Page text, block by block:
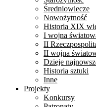
Średniowiecze
Nowożytność
Historia XIX
I wojna
II
II wojna
Dzieje
Historia sztuki
Inne
Projekty
Konkursy